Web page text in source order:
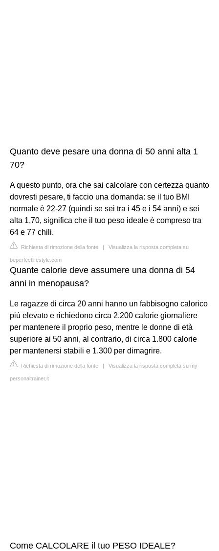
Quanto deve pesare una donna di 50 anni alta 1
70?
A questo punto, ora che sai calcolare con certezza quanto
dovresti pesare, ti faccio una domanda: se il tuo BMI
normale è 22-27 (quindi se sei tra i 45 e i 54 anni) e sei
alta 1,70, significa che il tuo peso ideale è compreso tra
64 e 77 chili.
Richiesta di rimozione della fonte | Visualizza la risposta completa su
beperfectlifestyle.com
Quante calorie deve assumere una donna di 54
anni in menopausa?
Le ragazze di circa 20 anni hanno un fabbisogno calorico
più elevato e richiedono circa 2.200 calorie giornaliere
per mantenere il proprio peso, mentre le donne di età
superiore ai 50 anni, al contrario, di circa 1.800 calorie
per mantenersi stabili e 1.300 per dimagrire.
Richiesta di rimozione della fonte | Visualizza la risposta completa su my-
personaltrainer.it
Come CALCOLARE il tuo PESO IDEALE?